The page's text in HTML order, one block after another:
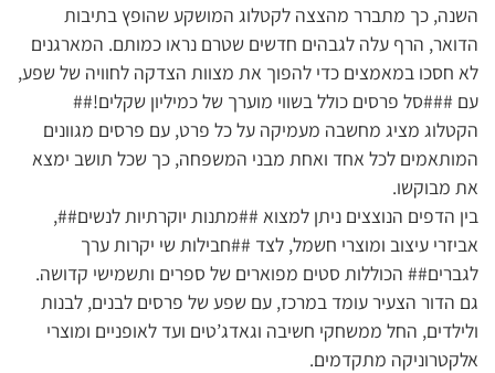
השנה, כך מתברר מהצצה לקטלוג המושקע שהופץ בתיבות
הדואר, הרף עלה לגבהים חדשים שטרם נראו כמותם. המארגנים
לא חסכו במאמצים כדי להפוך את מצוות הצדקה לחוויה של שפע,
עם ###סל פרסים כולל בשווי מוערך של כמיליון שקלים!##
הקטלוג מציג מחשבה מעמיקה על כל פרט, עם פרסים מגוונים
המותאמים לכל אחד ואחת מבני המשפחה, כך שכל תושב ימצא
את מבוקשו.
בין הדפים הנוצצים ניתן למצוא ##מתנות יוקרתיות לנשים##,
אביזרי עיצוב ומוצרי חשמל, לצד ##חבילות שי יקרות ערך
לגברים## הכוללות סטים מפוארים של ספרים ותשמישי קדושה.
גם הדור הצעיר עומד במרכז, עם שפע של פרסים לבנים, לבנות
ולילדים, החל ממשחקי חשיבה וגאדג’טים ועד לאופניים ומוצרי
אלקטרוניקה מתקדמים.